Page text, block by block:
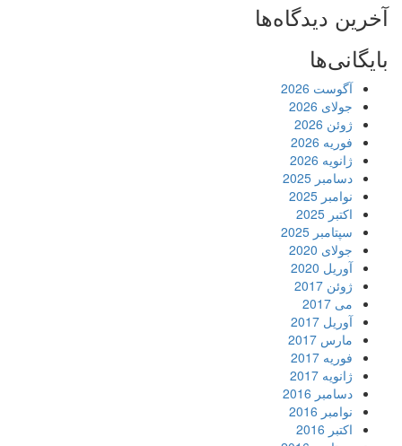
آخرین دیدگاه‌ها
بایگانی‌ها
آگوست 2026
جولای 2026
ژوئن 2026
فوریه 2026
ژانویه 2026
دسامبر 2025
نوامبر 2025
اکتبر 2025
سپتامبر 2025
جولای 2020
آوریل 2020
ژوئن 2017
می 2017
آوریل 2017
مارس 2017
فوریه 2017
ژانویه 2017
دسامبر 2016
نوامبر 2016
اکتبر 2016